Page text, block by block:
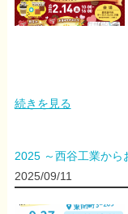
続きを見る
2025 ～西谷工業から
2025/09/11